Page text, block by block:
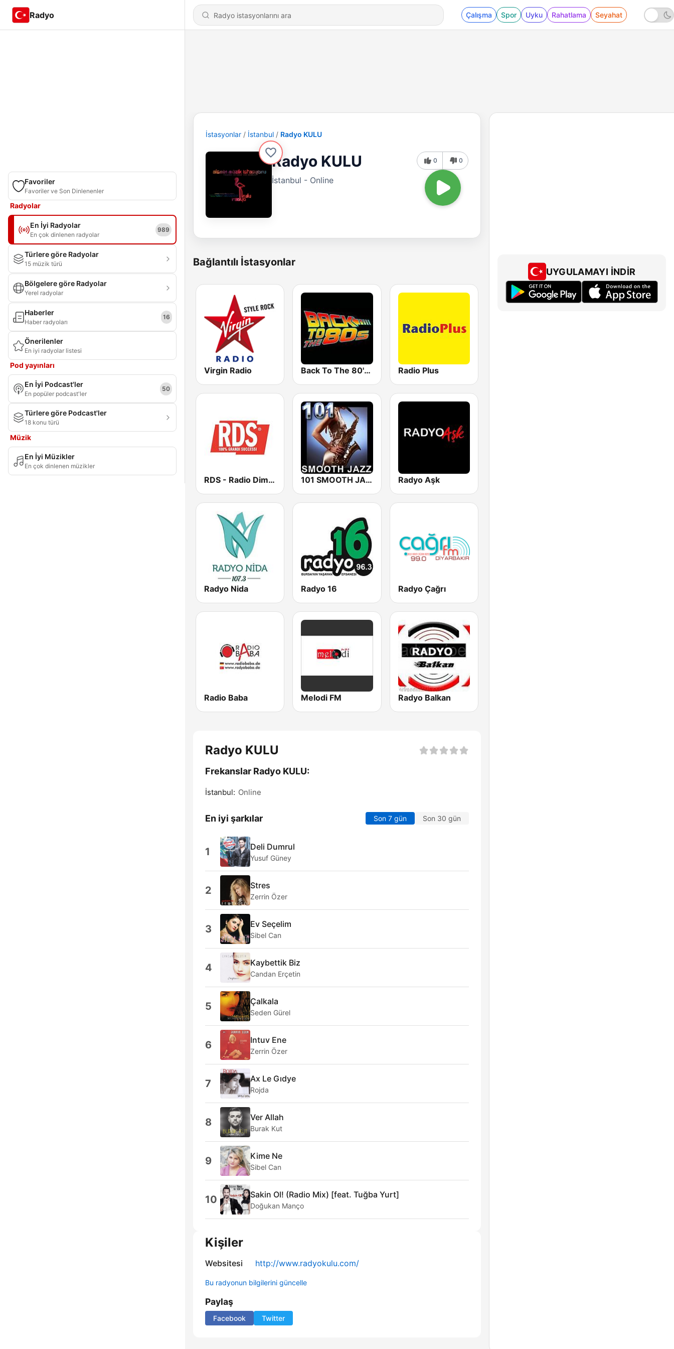
Radyo Çalışma Spor Uyku Rahatlama Seyahat
Favoriler
Favoriler ve Son Dinlenenler
Radyolar
En İyi Radyolar
En çok dinlenen radyolar
989
Türlere göre Radyolar
15 müzik türü
Bölgelere göre Radyolar
Yerel radyolar
Haberler
Haber radyoları
16
Önerilenler
En iyi radyolar listesi
Pod yayınları
En İyi Podcast'ler
En popüler podcast'ler
50
Türlere göre Podcast'ler
18 konu türü
Müzik
En İyi Müzikler
En çok dinlenen müzikler
İstasyonlar İstanbul Radyo KULU
Radyo KULU
İstanbul - Online
0 0
Bağlantılı İstasyonlar
Virgin Radio Back To The 80's Radio Radio Plus
RDS - Radio Dimensione Suono 101 SMOOTH JAZZ Radyo Aşk
Radyo Nida Radyo 16 Radyo Çağrı
Radio Baba Melodi FM Radyo Balkan
Radyo KULU
Frekanslar Radyo KULU:
İstanbul: Online
En iyi şarkılar Son 7 gün Son 30 gün
1 Deli Dumrul
Yusuf Güney
2 Stres
Zerrin Özer
3 Ev Seçelim
Sibel Can
4 Kaybettik Biz
Candan Erçetin
5 Çalkala
Seden Gürel
6 Intuv Ene
Zerrin Özer
7 Ax Le Gıdye
Rojda
8 Ver Allah
Burak Kut
9 Kime Ne
Sibel Can
10 Sakin Ol! (Radio Mix) [feat. Tuğba Yurt]
Doğukan Manço
Kişiler
Websitesi http://www.radyokulu.com/
Bu radyonun bilgilerini güncelle
Paylaş
Facebook Twitter
UYGULAMAYI İNDIR